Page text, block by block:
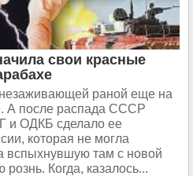
свои красные
раной еще на
А после распада СССР
и ОДКБ сделало ее
которая не могла
вспыхнувшую там с новой
Когда, казалось...